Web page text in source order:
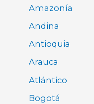
Amazonía
Andina
Antioquia
Arauca
Atlántico
Bogotá